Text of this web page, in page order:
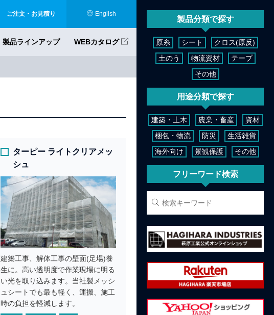
ご注文・お見積り English
製品ラインアップ WEBカタログ
ターピー ライトクリアメッ
シュ
建築工事、解体工事の壁面(足場)養
生に。高い透明度で作業現場に明る
い光を取り込みます。当社製メッシ
ュシートでも最も軽く、運搬、施工
時の負担を軽減します。
製品分類で探す
原糸 シート
クロス(原反)
土のう
物流資材
テープ
その他
用途分類で探す
建築・土木 農業・畜産
資材
梱包・物流
防災
生活雑貨
海外向け
景観保護 その他
フリーワード検索